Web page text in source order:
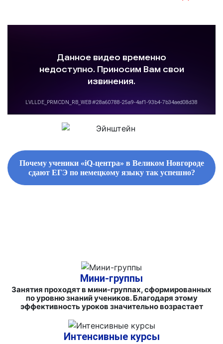
Почему ученики «iQ-центра» в Великом Новгороде
сдают ЕГЭ по немецкому языку так успешно?
Мини-группы
Занятия проходят в мини-группах, сформированных
по уровню знаний учеников. Благодаря этому
эффективность уроков значительно возрастает
Интенсивные курсы